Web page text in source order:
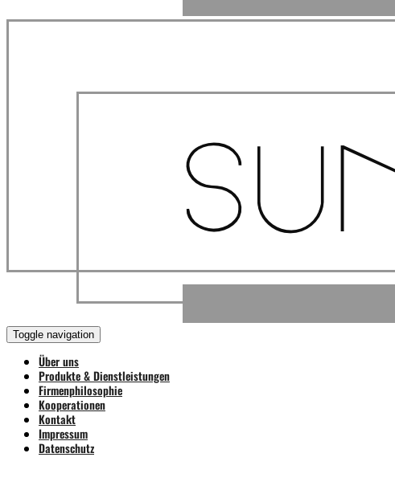
Toggle navigation
Über uns
Produkte & Dienstleistungen
Firmenphilosophie
Kooperationen
Kontakt
Impressum
Datenschutz